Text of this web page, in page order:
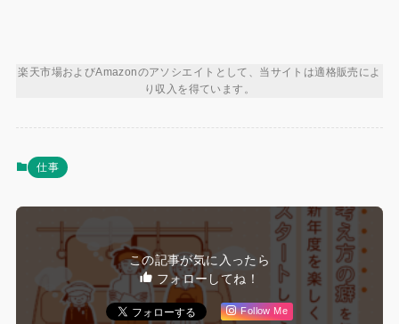
楽天市場およびAmazonのアソシエイトとして、当サイトは適格販売によ
り収入を得ています。
仕事
この記事が気に入ったら
フォローしてね！
Follow Me